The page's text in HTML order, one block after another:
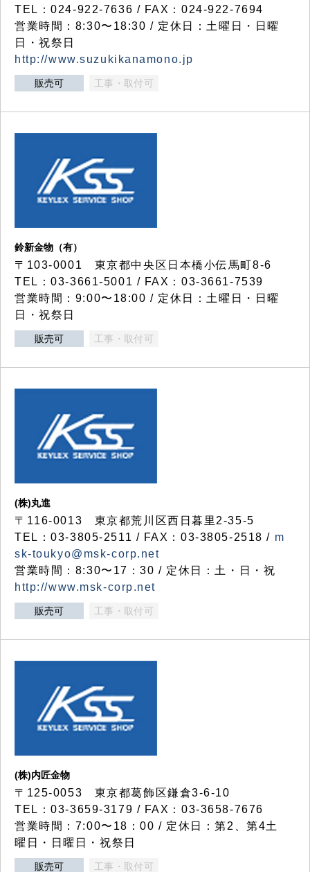
TEL：024-922-7636 / FAX：024-922-7694
営業時間：8:30〜18:30 / 定休日：土曜日・日曜
日・祝祭日
http://www.suzukikanamono.jp
販売可 工事・取付可
鈴新金物（有）
〒103-0001 東京都中央区日本橋小伝馬町8-6
TEL：03-3661-5001 / FAX：03-3661-7539
営業時間：9:00〜18:00 / 定休日：土曜日・日曜
日・祝祭日
販売可 工事・取付可
(株)丸進
〒116-0013 東京都荒川区西日暮里2-35-5
TEL：03-3805-2511 / FAX：03-3805-2518 / m
sk-toukyo@msk-corp.net
営業時間：8:30〜17：30 / 定休日：土・日・祝
http://www.msk-corp.net
販売可 工事・取付可
(株)内匠金物
〒125-0053 東京都葛飾区鎌倉3-6-10
TEL：03-3659-3179 / FAX：03-3658-7676
営業時間：7:00〜18：00 / 定休日：第2、第4土
曜日・日曜日・祝祭日
販売可 工事・取付可